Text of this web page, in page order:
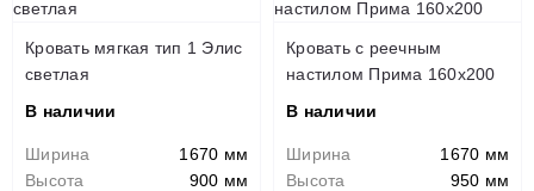
Кровать мягкая тип 1 Элис
светлая
В наличии
Ширина
1670 мм
Высота
900 мм
Кровать с реечным
настилом Прима 160х200
В наличии
Ширина
1670 мм
Высота
950 мм